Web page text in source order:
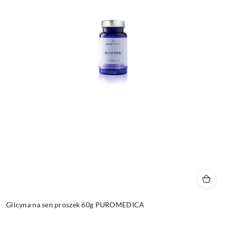
Glicyna na sen proszek 60g PUROMEDICA